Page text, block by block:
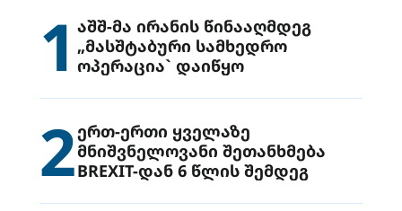
1 აშშ-მა ირანის წინააღმდეგ
„მასშტაბური სამხედრო
ოპერაცია` დაიწყო
2ერთ-ერთი ყველაზე
მნიშვნელოვანი შეთანხმება
BREXIT-დან 6 წლის შემდეგ